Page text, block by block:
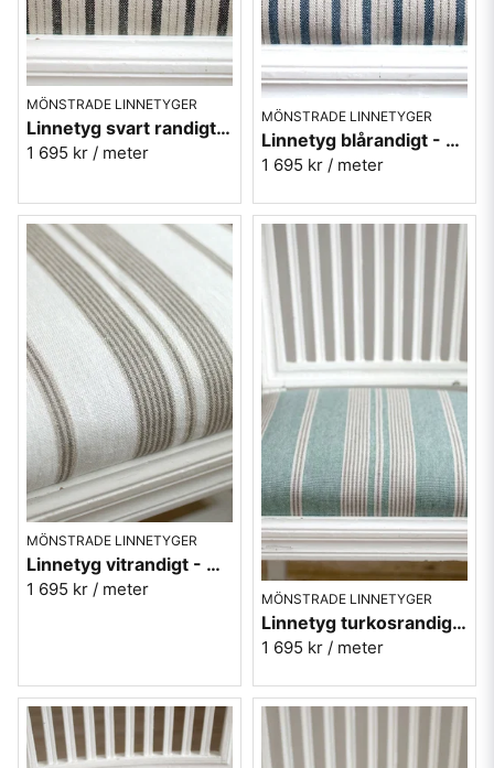
MÖNSTRADE LINNETYGER
Linnetyg svart randigt - Tetbury Stripe - Sanderson
1 695 kr / meter
MÖNSTRADE LINNETYGER
Linnetyg blårandigt - Tetbury Stripe - Sanderson
1 695 kr / meter
MÖNSTRADE LINNETYGER
Linnetyg vitrandigt - Amberly Gritstone - Sanderson
1 695 kr / meter MÖNSTRADE LINNETYGER
Linnetyg turkosrandigt - Amberly Mineral blue - Sanderson
1 695 kr / meter